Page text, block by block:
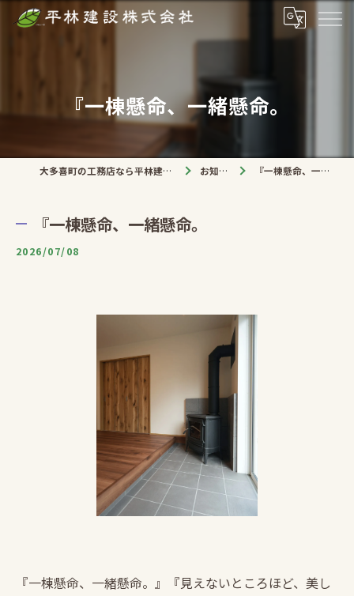
『一棟懸命、一緒懸命。
大多喜町の工務店なら平林建設株式会社 お知らせ 『一棟懸命、一緒懸命。
『一棟懸命、一緒懸命。
2026/07/08
『一棟懸命、一緒懸命。』『見えないところほど、美し